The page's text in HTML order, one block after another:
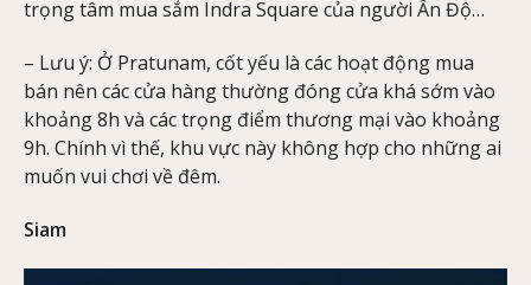
trọng tâm mua sắm Indra Square của người Ấn Độ…
– Lưu ý: Ở Pratunam, cốt yếu là các hoạt động mua
bán nên các cửa hàng thường đóng cửa khá sớm vào
khoảng 8h và các trọng điểm thương mại vào khoảng
9h. Chính vì thế, khu vực này không hợp cho những ai
muốn vui chơi về đêm.
Siam